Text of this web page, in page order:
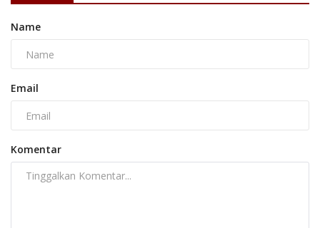
Name
Email
Komentar